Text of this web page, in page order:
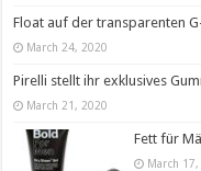
Float auf der transparenten
March 24, 2020
Pirelli stellt ihr exklusives
March 21, 2020
Fett für
March